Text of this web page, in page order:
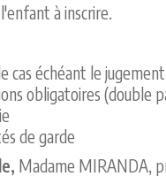
à inscrire.
échéant le
obligatoires (double
de garde
Madame MIRANDA,